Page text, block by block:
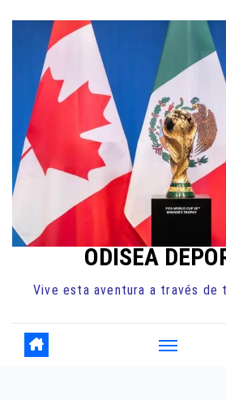
contenido
ODISEA
Vive esta aventura a través de